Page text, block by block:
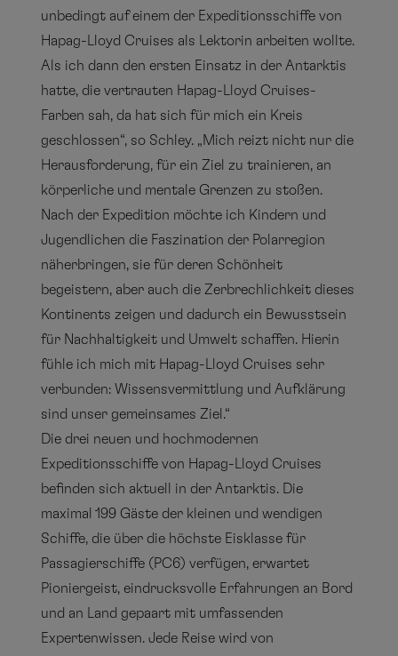
unbedingt auf einem der Expeditionsschiffe von
Hapag-Lloyd Cruises als Lektorin arbeiten wollte.
Als ich dann den ersten Einsatz in der Antarktis
hatte, die vertrauten Hapag-Lloyd Cruises-
Farben sah, da hat sich für mich ein Kreis
geschlossen“, so Schley. „Mich reizt nicht nur die
Herausforderung, für ein Ziel zu trainieren, an
körperliche und mentale Grenzen zu stoßen.
Nach der Expedition möchte ich Kindern und
Jugendlichen die Faszination der Polarregion
näherbringen, sie für deren Schönheit
begeistern, aber auch die Zerbrechlichkeit dieses
Kontinents zeigen und dadurch ein Bewusstsein
für Nachhaltigkeit und Umwelt schaffen. Hierin
fühle ich mich mit Hapag-Lloyd Cruises sehr
verbunden: Wissensvermittlung und Aufklärung
sind unser gemeinsames Ziel.“
Die drei neuen und hochmodernen
Expeditionsschiffe von Hapag-Lloyd Cruises
befinden sich aktuell in der Antarktis. Die
maximal 199 Gäste der kleinen und wendigen
Schiffe, die über die höchste Eisklasse für
Passagierschiffe (PC6) verfügen, erwartet
Pioniergeist, eindrucksvolle Erfahrungen an Bord
und an Land gepaart mit umfassenden
Expertenwissen. Jede Reise wird von